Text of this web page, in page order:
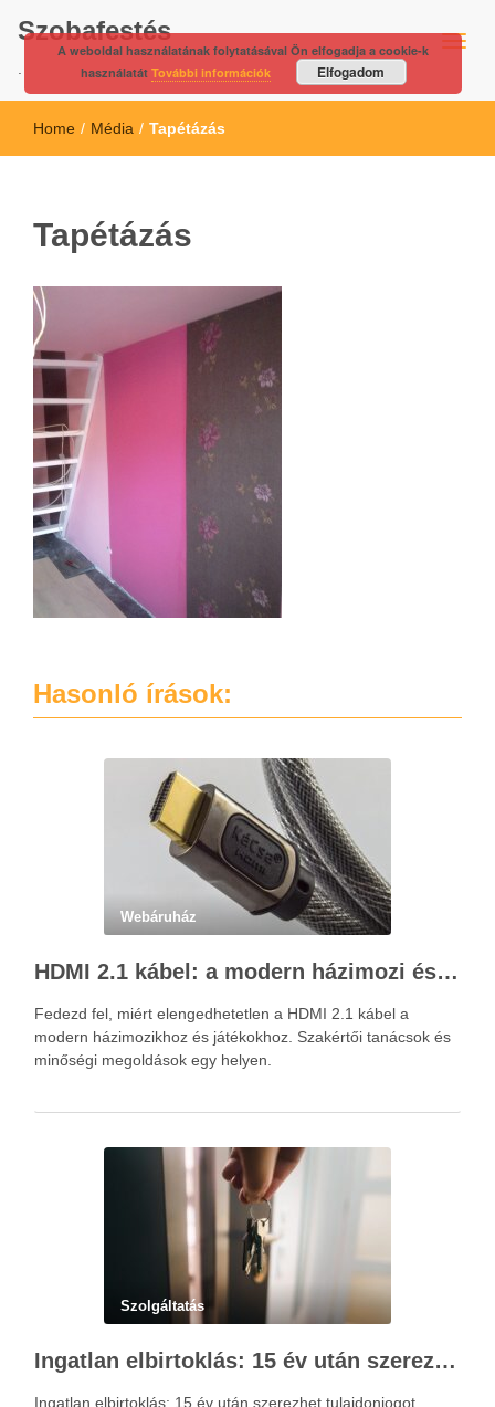
Szobafestés
Home / Média / Tapétázás
Tapétázás
Hasonló írások:
Webáruház
HDMI 2.1 kábel: a modern házimozi és játékok alapja – Kácsa Audió megoldások
Fedezd fel, miért elengedhetetlen a HDMI 2.1 kábel a
modern házimozikhoz és játékokhoz. Szakértői tanácsok és
minőségi megoldások egy helyen.
Szolgáltatás
Ingatlan elbirtoklás: 15 év után szerezhet tulajdonjogot – szakértői útmutató
Ingatlan elbirtoklás: 15 év után szerezhet tulajdonjogot.
A weboldal használatának folytatásával Ön elfogadja a cookie-k
használatát További információk Elfogadom